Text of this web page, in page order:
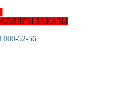
ЗАКАЗЫ
000-52-56